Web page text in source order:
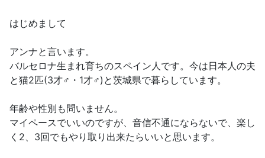
はじめまして
アンナと言います。
バルセロナ生まれ育ちのスペイン人です。今は日本人の夫
と猫2匹(3才♂・1才♂)と茨城県で暮らしています。
年齢や性別も問いません。
マイペースでいいのですが、音信不通にならないで、楽し
く2、3回でもやり取り出来たらいいと思います。